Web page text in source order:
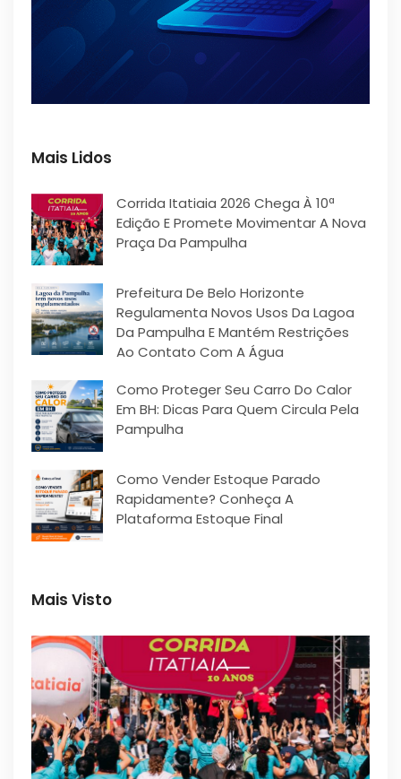
Mais Lidos
Corrida Itatiaia 2026 Chega À 10ª
Edição E Promete Movimentar A Nova
Praça Da Pampulha
Prefeitura De Belo Horizonte
Regulamenta Novos Usos Da Lagoa
Da Pampulha E Mantém Restrições
Ao Contato Com A Água
Como Proteger Seu Carro Do Calor
Em BH: Dicas Para Quem Circula Pela
Pampulha
Como Vender Estoque Parado
Rapidamente? Conheça A
Plataforma Estoque Final
Mais Visto